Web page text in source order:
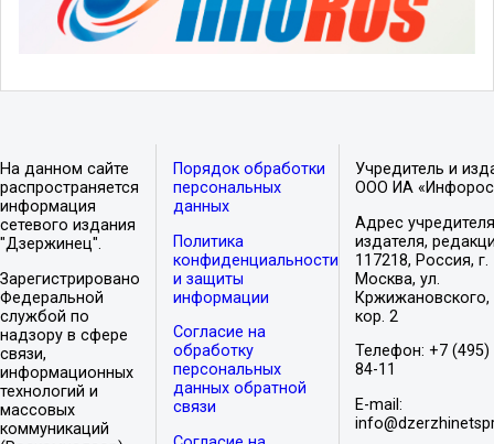
На данном сайте
распространяется
информация
сетевого издания
"Дзержинец".
Зарегистрировано
Федеральной
службой по
надзору в сфере
связи,
информационных
технологий и
массовых
коммуникаций
Порядок обработки
персональных
данных
Политика
конфиденциальности
и защиты
информации
Согласие на
обработку
персональных
данных обратной
связи
Учредитель и
ООО ИА
Адрес
издателя,
117218, Россия, г.
Москва, ул.
Кржижановского,
кор. 2
Телефон: +7 (495)
84-11
E-mail: